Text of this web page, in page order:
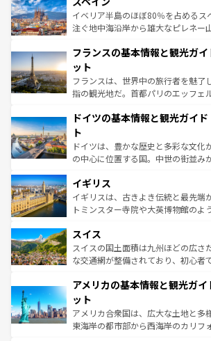
景など、自然景観も見逃せない。観
ピザやパスタなど、絶品のイタリア
ませてくれるイタリアで、忘れられ
なお、新着のイタリア情報は
しい。
イベリア半島のほぼ80％を占めるス
注ぐ地中海沿岸から雄大なピレネー
文化が根付くこの国では、情熱的な
れる闘牛、そして美味しいタパスが
る。首都マドリードの洗練された雰
アートに溢れた街角から、地方では
せる。地方によって風土や気候が異
ンテンツ一覧 を参照してほしい。
フランスの基本情報と観光ガ
ット
フランスは、世界中の旅行者を魅了
指の観光地だ。首都パリのエッフェ
で、幅広い魅力が詰まっている。華
聖堂、美しいビーチ、そして豊かな
から魅了する。また、フランスは美
れ、フランス料理はユネスコ無形文
香り高いラベンダー畑など、多彩な
らに、パリ以外の地域にも魅力が溢
も豊かな歴史と文化が息づいている
を参照してほしい。
ドイツの基本情報と観光ガイ
ト
ドイツは、豊かな歴史と多彩な文化
の中心に位置する国。中世の街並み
顔を持つこの国は、どこを歩いても
ルリンの文化的活気、バイエルン州
してライン川沿いのワイン畑といっ
は、お酒好きな人にはぜひ体験してほしい。 な
ドイツ情報はコンテンツ一覧を参照
イギリス
イギリスは、古きよき伝統と最先端
トミンスター寺院や大英博物館のよ
リアごとに異なる魅力がある。また
ティー、ビール好きにはたまらない
戦など、本場だからこそできる体験
ンツ一覧を参照してほしい。
スイス
スイスの国土面積は九州ほどの広さ
な交通網が整備されており、初心者
の建物がそのまま残る町や、スイス
博物館もあり、アルプス観光だけで
ことができる。国民の所得が高いた
者向けの交通パス提供のサービスも
アメリカの基本情報と観光ガ
ット
アメリカ合衆国は、広大な土地と多
東海岸の都市部から西海岸のカリフ